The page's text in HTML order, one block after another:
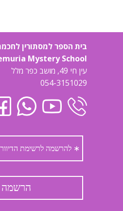
בית הספר למסתורין
Mystery School
עין חי 49, מושב כפר מלל
054-3151029